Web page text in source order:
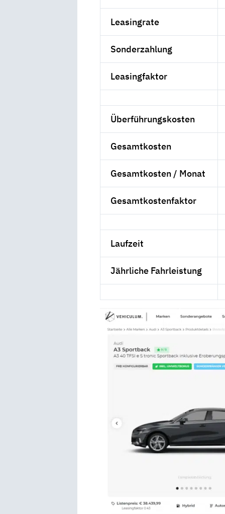
Leasingrate
Sonderzahlung
Leasingfaktor
Überführungskosten
Gesamtkosten
Gesamtkosten / Monat
Gesamtkostenfaktor
Laufzeit
Jährliche Fahrleistung